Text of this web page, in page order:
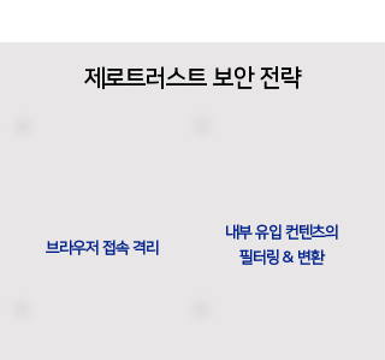
제로트러스트 보안 전략
브라우저 접속 격리
내부 유입 컨텐츠의
​필터링 & 변환